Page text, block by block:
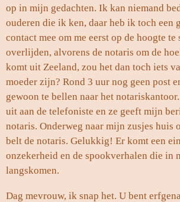
op in mijn gedachten. Ik kan niemand
ouderen die ik ken, daar heb ik toch een
contact mee om me eerst op de hoogte
overlijden, alvorens de notaris om de
komt uit Zeeland, zou het dan toch iets
moeder zijn? Rond 3 uur nog geen post
gewoon te bellen naar het
uit aan de telefoniste en ze geeft mijn
notaris. Onderweg naar mijn zusjes huis
belt de notaris. Gelukkig! Er komt een
onzekerheid en de spookverhalen die in
langskomen.
Dag mevrouw, ik snap het. U bent